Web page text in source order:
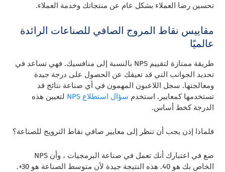
تحسين رضا العملاء بشكل عام عن منتجاتك وخدمة العملاء.
مقاييس نقاط المروج الصافي للصناعات الرائدة
عالميًا
طريقة ممتازة لتقييم NPS بالنسبة إلى منافسيك. فهي تساعد في
تحديد الجوانب التي قد تعيقك عن الحصول على درجة جيدة
ومعالجتها. سجل اللاعبون المهمون في أي صناعة نتائج قد
تستخدمها كمعايير. استخدم سؤال استطلاع NPS
لتعيين هذه
الدرجة كخط أساس.
فلماذا إذن يجب أن تنظر إلى معايير صافي نقاط الترويج للصناعة؟
ضع في اعتبارك أنك تعمل في صناعة البرمجيات ، وأن NPS
الخاص بك هو 40. هذه النتيجة جيدة لأن متوسط ​​الصناعة هو 30+.